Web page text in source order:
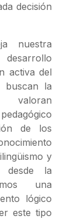
decisión
nuestra
activa del
buscan la
valoran
de los
y
desde la
una
lógico
este tipo